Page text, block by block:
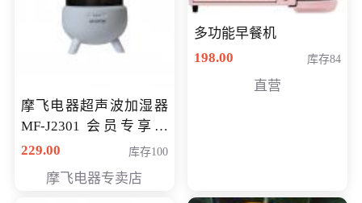
摩飞电器超声波加湿器
MF-J2301 会员专享价
168元
229.00 库存100
摩飞电器专卖店
多功能早餐机
198.00
库存84
直营